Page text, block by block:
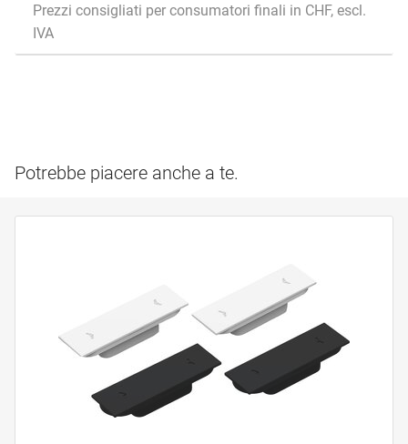
Prezzi consigliati per consumatori finali in CHF, escl.
IVA
Potrebbe piacere anche a te.